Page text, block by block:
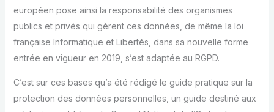
européen pose ainsi la responsabilité des organismes
publics et privés qui gèrent ces données, de même la loi
française Informatique et Libertés, dans sa nouvelle forme
entrée en vigueur en 2019, s’est adaptée au RGPD.
C’est sur ces bases qu’a été rédigé le guide pratique sur la
protection des données personnelles, un guide destiné aux